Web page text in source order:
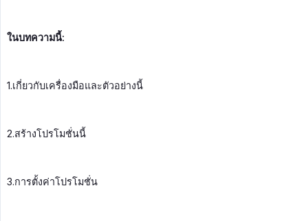
ในบทความนี้:
1.เกี่ยวกับเครื่องมือและตัวอย่างนี้
2.สร้างโปรโมชั่นนี้
3.การตั้งค่าโปรโมชั่น